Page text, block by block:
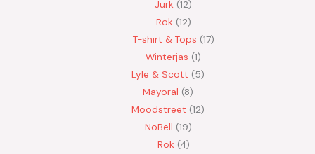
Jurk 12
Rok 12
T-shirt & Tops 17
Winterjas 1
Lyle & Scott
5
Mayoral 8
Moodstreet 12
NoBell 19
Rok 4